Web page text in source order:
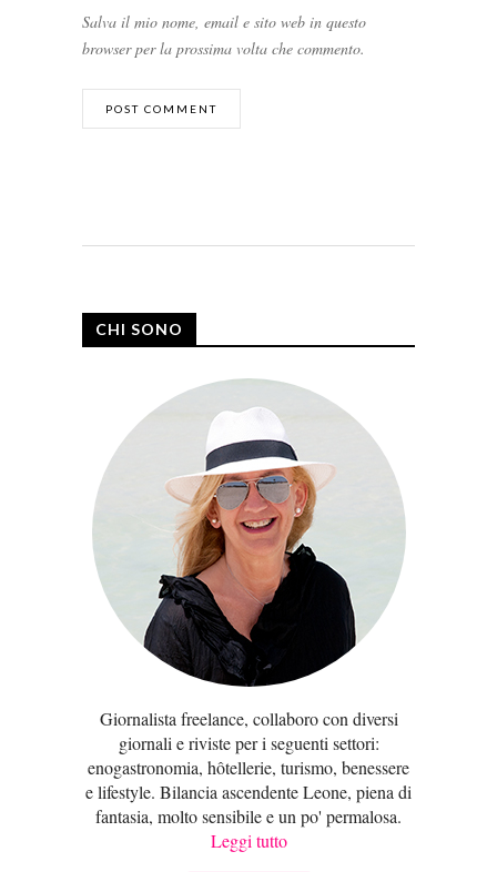
Salva il mio nome, email e sito web in questo
browser per la prossima volta che commento.
CHI SONO
Giornalista freelance, collaboro con diversi
giornali e riviste per i seguenti settori:
enogastronomia, hôtellerie, turismo, benessere
e lifestyle. Bilancia ascendente Leone, piena di
fantasia, molto sensibile e un po' permalosa.
Leggi tutto